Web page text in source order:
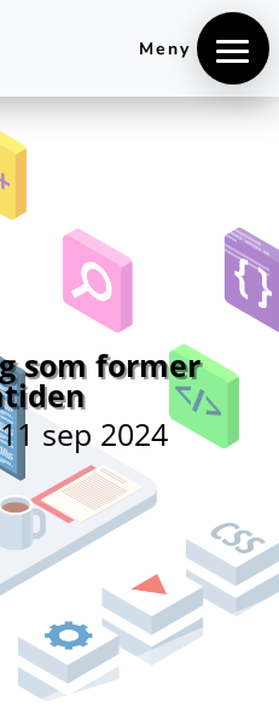
Meny
som former
11 sep 2024